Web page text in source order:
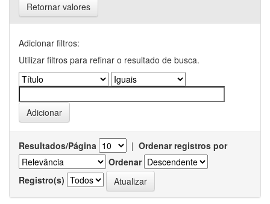
Retornar valores
Adicionar filtros:
Utilizar filtros para refinar o resultado de busca.
Resultados/Página | Ordenar registros por
Ordenar
Registro(s)